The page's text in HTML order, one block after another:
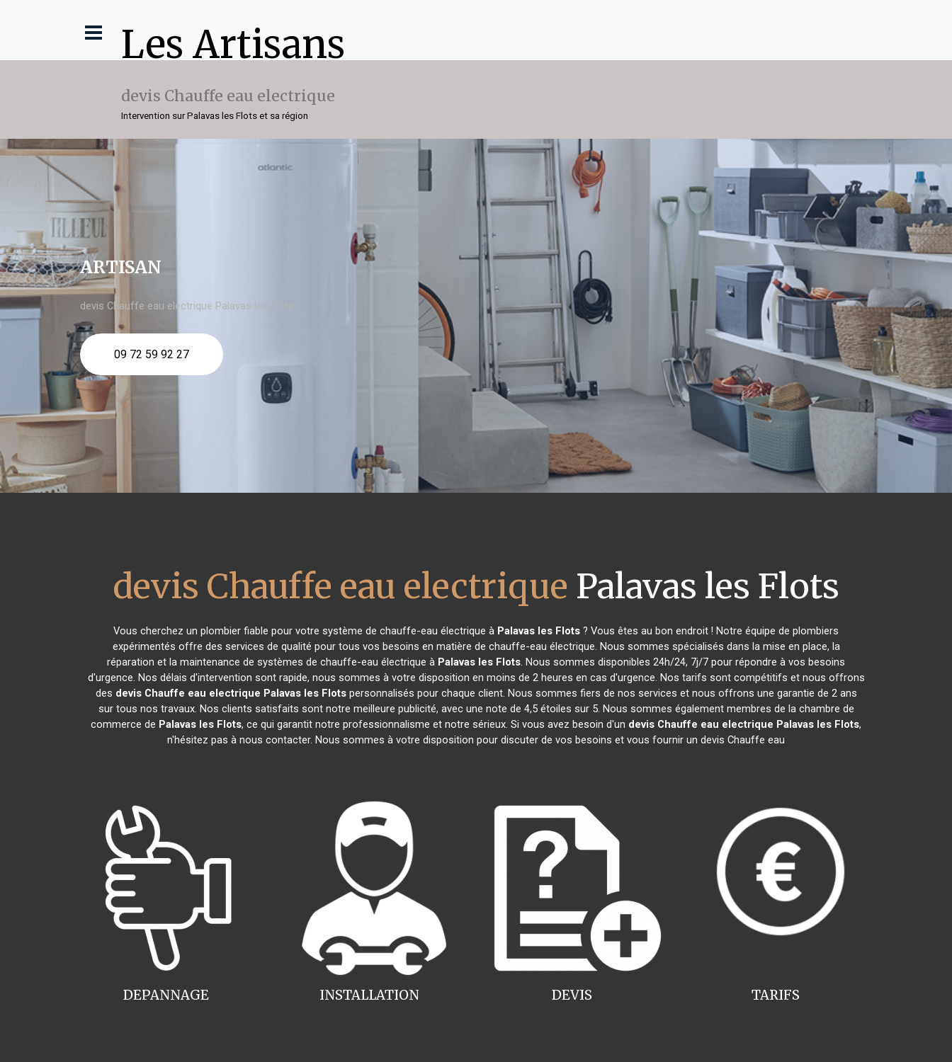
Les Artisans
devis Chauffe eau electrique
Intervention sur Palavas les Flots et sa région
ARTISAN
devis Chauffe eau electrique Palavas les Flots
09 72 59 92 27
devis Chauffe eau electrique Palavas les Flots
Vous cherchez un plombier fiable pour votre système de chauffe-eau électrique à Palavas les Flots ? Vous êtes au bon endroit ! Notre équipe de plombiers
expérimentés offre des services de qualité pour tous vos besoins en matière de chauffe-eau électrique. Nous sommes spécialisés dans la mise en place, la
réparation et la maintenance de systèmes de chauffe-eau électrique à Palavas les Flots. Nous sommes disponibles 24h/24, 7j/7 pour répondre à vos besoins
d'urgence. Nos délais d'intervention sont rapide, nous sommes à votre disposition en moins de 2 heures en cas d'urgence. Nos tarifs sont compétitifs et nous offrons
des devis Chauffe eau electrique Palavas les Flotspersonnalisés pour chaque client. Nous sommes fiers de nos services et nous offrons une garantie de 2 ans
sur tous nos travaux. Nos clients satisfaits sont notre meilleure publicité, avec une note de 4,5 étoiles sur 5. Nous sommes également membres de la chambre de
commerce de Palavas les Flots, ce qui garantit notre professionnalisme et notre sérieux. Si vous avez besoin d'un devis Chauffe eau electrique Palavas les Flots,
n'hésitez pas à nous contacter. Nous sommes à votre disposition pour discuter de vos besoins et vous fournir un devis Chauffe eau
INSTALLATION
DEPANNAGE TARIFS
DEVIS